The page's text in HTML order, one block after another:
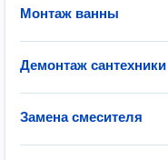
Монтаж ванны
Демонтаж сантехники
Замена смесителя